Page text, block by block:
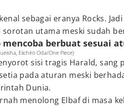
sebagai eranya Rocks.
utama meski sudah
berbuat sesuai
Eiichiro Oda/One Piece)
sisi tragis Harald, sang
pada aturan meski
Dunia.
menolong Elbaf di masa